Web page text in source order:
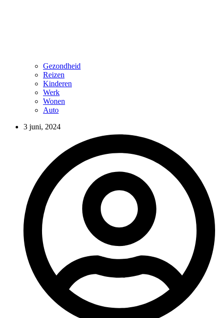
Gezondheid
Reizen
Kinderen
Werk
Wonen
Auto
3 juni, 2024